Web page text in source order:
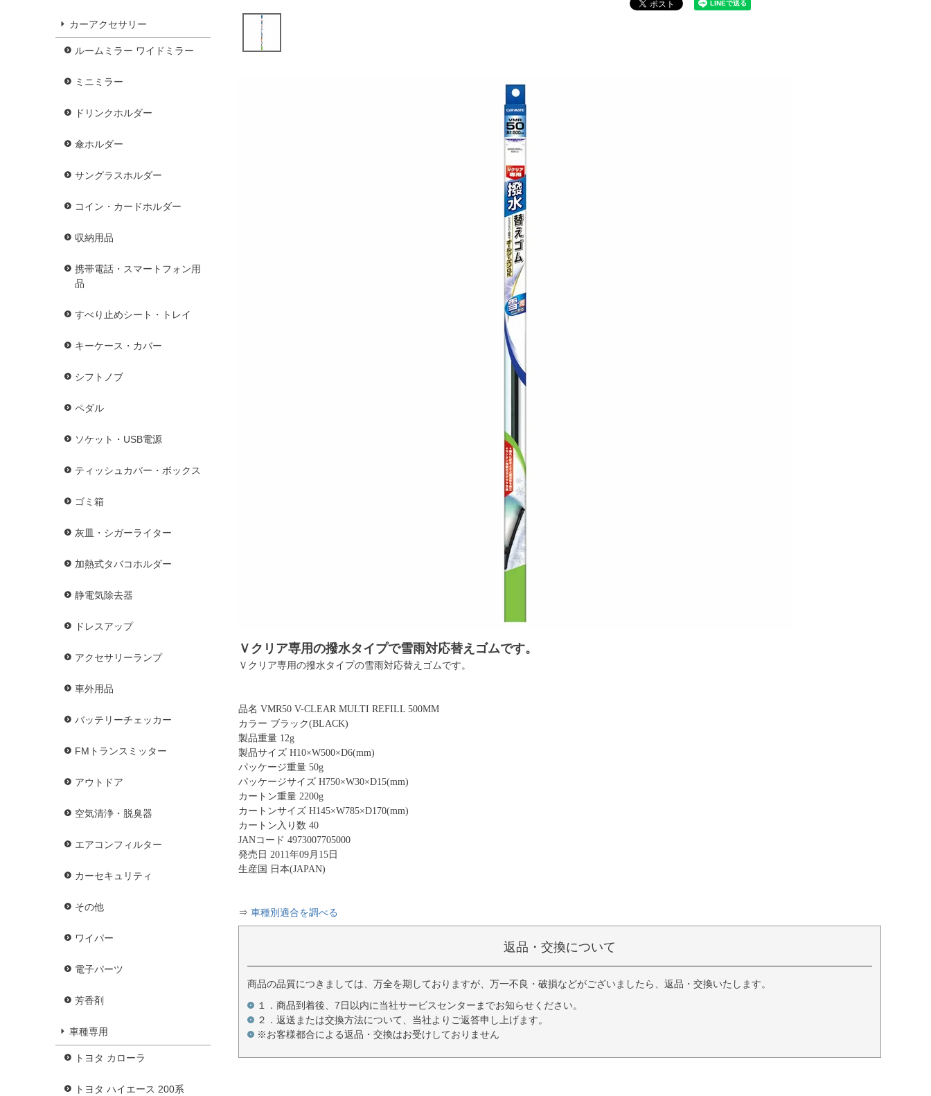
カーアクセサリー
ルームミラー ワイドミラー
ミニミラー
ドリンクホルダー
傘ホルダー
サングラスホルダー
コイン・カードホルダー
収納用品
携帯電話・スマートフォン用
品
すべり止めシート・トレイ
キーケース・カバー
シフトノブ
ペダル
ソケット・USB電源
ティッシュカバー・ボックス
ゴミ箱
灰皿・シガーライター
加熱式タバコホルダー
静電気除去器
ドレスアップ
アクセサリーランプ
車外用品
バッテリーチェッカー
FMトランスミッター
アウトドア
空気清浄・脱臭器
エアコンフィルター
カーセキュリティ
その他
ワイパー
電子パーツ
芳香剤
車種専用
トヨタ カローラ
トヨタ ハイエース 200系
Ｖクリア専用の撥水タイプで雪雨対応替えゴムです。
Ｖクリア専用の撥水タイプの雪雨対応替えゴムです。
品名 VMR50 V-CLEAR MULTI REFILL 500MM
カラー ブラック(BLACK)
製品重量 12g
製品サイズ H10×W500×D6(mm)
パッケージ重量 50g
パッケージサイズ H750×W30×D15(mm)
カートン重量 2200g
カートンサイズ H145×W785×D170(mm)
カートン入り数 40
JANコード 4973007705000
発売日 2011年09月15日
生産国 日本(JAPAN)
⇒ 車種別適合を調べる
返品・交換について
商品の品質につきましては、万全を期しておりますが、万一不良・破損などがございましたら、返品・交換いたします。
１．商品到着後、7日以内に当社サービスセンターまでお知らせください。
２．返送または交換方法について、当社よりご返答申し上げます。
※お客様都合による返品・交換はお受けしておりません